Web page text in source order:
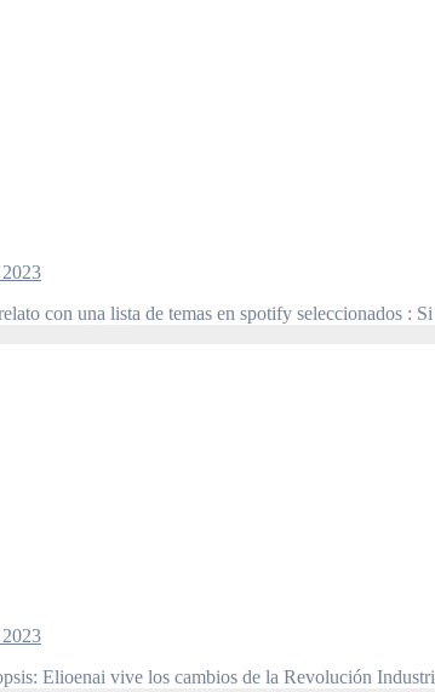
con una lista de temas en spotify seleccionados :
Elioenai vive los cambios de la Revolución